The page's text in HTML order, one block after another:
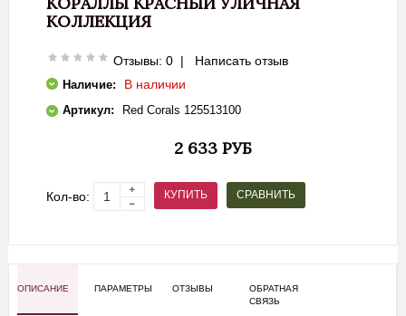
КОЛЛЕКЦИЯ
Отзывы: 0 | Написать отзыв
Наличие: В наличии
Артикул: Red Corals 125513100
2 633 РУБ
Кол-во: КУПИТЬ СРАВНИТЬ
ОПИСАНИЕ ПАРАМЕТРЫ ОТЗЫВЫ
ОБРАТНАЯ
СВЯЗЬ